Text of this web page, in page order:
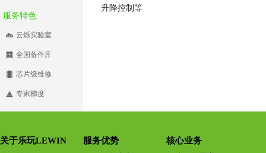
服务特色
云烁实验室
全国备件库
芯片级维修
专家梯度
升降控制等
关于乐玩LEWIN 服务优势 核心业务